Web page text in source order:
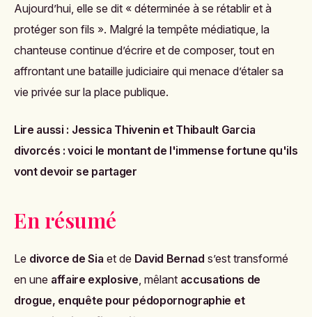
Aujourd’hui, elle se dit « déterminée à se rétablir et à
protéger son fils ». Malgré la tempête médiatique, la
chanteuse continue d’écrire et de composer, tout en
affrontant une bataille judiciaire qui menace d’étaler sa
vie privée sur la place publique.
Lire aussi : Jessica Thivenin et Thibault Garcia
divorcés : voici le montant de l'immense fortune qu'ils
vont devoir se partager
En résumé
Le divorce de Sia et de David Bernad s’est transformé
en une affaire explosive, mêlant accusations de
drogue, enquête pour pédopornographie et